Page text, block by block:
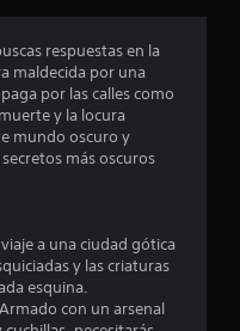
o
m
o
:
respuestas en la
maldecida por una
por las calles como
y la locura
mundo oscuro y
más oscuros
a una ciudad gótica
y las criaturas
esquina.
con un arsenal